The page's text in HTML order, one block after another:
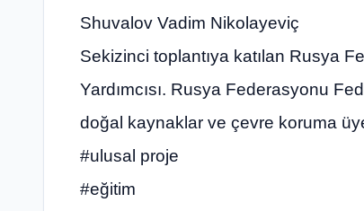
Shuvalov Vadim Nikolayeviç
Sekizinci toplantıya katılan Rusya
Yardımcısı. Rusya Federasyonu
doğal kaynaklar ve çevre koruma
#ulusal proje
#eğitim